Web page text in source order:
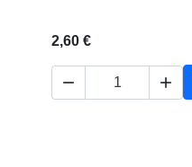
ao carrinho
2,60 €
 